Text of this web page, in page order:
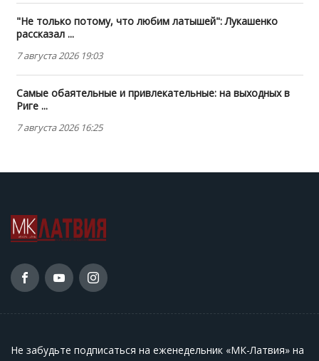
"Не только потому, что любим латышей": Лукашенко
рассказал ...
7 августа 2026 19:03
Самые обаятельные и привлекательные: на выходных в
Риге ...
7 августа 2026 16:25
Не забудьте подписаться на еженедельник «МК-Латвия» на